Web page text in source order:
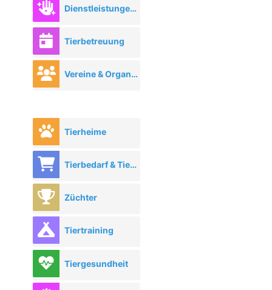
Dienstleistungen rund ums Tier
Tierbetreuung
Vereine & Organisationen
Tierheime
Tierbedarf & Tierhandel
Züchter
Tiertraining
Tiergesundheit